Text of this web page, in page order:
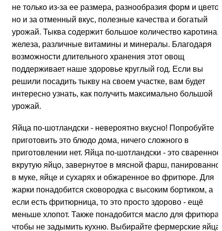
не только из-за ее размера, разнообразия форм и
но и за отменный вкус, полезные качества и богатый
урожай. Тыква содержит большое количество каротина,
железа, различные витамины и минералы. Благодаря
возможности длительного хранения этот овощ
поддерживает наше здоровье круглый год. Если вы
решили посадить тыкву на своем участке, вам будет
интересно узнать, как получить максимально большой
урожай.
Яйца по-шотландски - невероятно вкусно! Попробуйте
приготовить это блюдо дома, ничего сложного в
приготовлении нет. Яйца по-шотландски - это сваренное
вкрутую яйцо, завернутое в мясной фарш,
в муке, яйце и сухарях и обжаренное во фритюре. Для
жарки понадобится сковородка с высоким бортиком, а
если есть фритюрница, то это просто здорово - ещё
меньше хлопот. Также понадобится масло для фритюра,
чтобы не задымить кухню. Выбирайте фермерские яйца